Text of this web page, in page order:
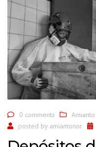
0 comments
posted by amiantonor